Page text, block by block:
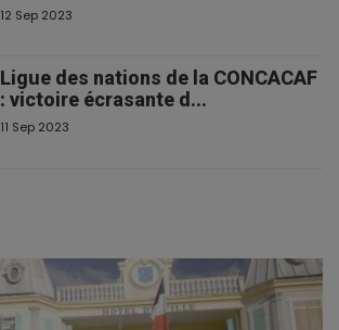
12 Sep 2023
Ligue des nations de la CONCACAF
: victoire écrasante d...
11 Sep 2023